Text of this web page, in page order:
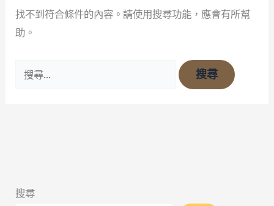
找不到符合條件的內容。請使用搜尋功能，應會有所幫
助。
搜尋